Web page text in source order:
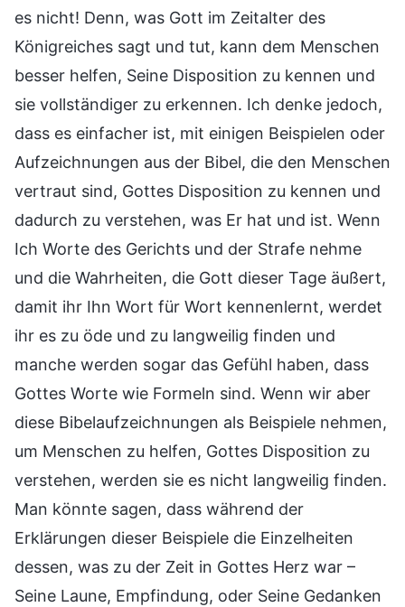
es nicht! Denn, was Gott im Zeitalter des
Königreiches sagt und tut, kann dem Menschen
besser helfen, Seine Disposition zu kennen und
sie vollständiger zu erkennen. Ich denke jedoch,
dass es einfacher ist, mit einigen Beispielen oder
Aufzeichnungen aus der Bibel, die den Menschen
vertraut sind, Gottes Disposition zu kennen und
dadurch zu verstehen, was Er hat und ist. Wenn
Ich Worte des Gerichts und der Strafe nehme
und die Wahrheiten, die Gott dieser Tage äußert,
damit ihr Ihn Wort für Wort kennenlernt, werdet
ihr es zu öde und zu langweilig finden und
manche werden sogar das Gefühl haben, dass
Gottes Worte wie Formeln sind. Wenn wir aber
diese Bibelaufzeichnungen als Beispiele nehmen,
um Menschen zu helfen, Gottes Disposition zu
verstehen, werden sie es nicht langweilig finden.
Man könnte sagen, dass während der
Erklärungen dieser Beispiele die Einzelheiten
dessen, was zu der Zeit in Gottes Herz war –
Seine Laune, Empfindung, oder Seine Gedanken